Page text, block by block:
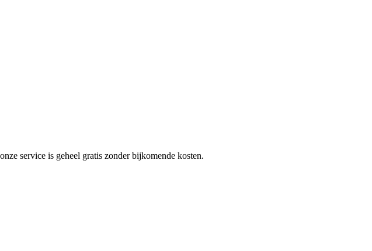
service is geheel gratis zonder bijkomende kosten.